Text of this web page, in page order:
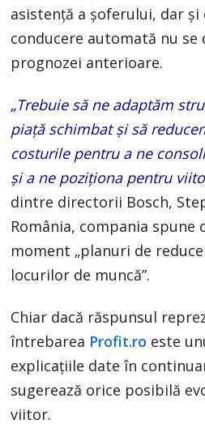
asistență a șoferului, dar și
conducere automată nu
prognozei anterioare.
„Trebuie să ne adaptăm
piață schimbat și să
costurile pentru a ne
și a ne poziționa pentru
dintre directorii Bosch,
România, compania spune
moment „planuri de
locurilor de muncă”.
Chiar dacă răspunsul
întrebarea Profit.ro este
explicațiile date în
sugerează orice posibilă
viitor.